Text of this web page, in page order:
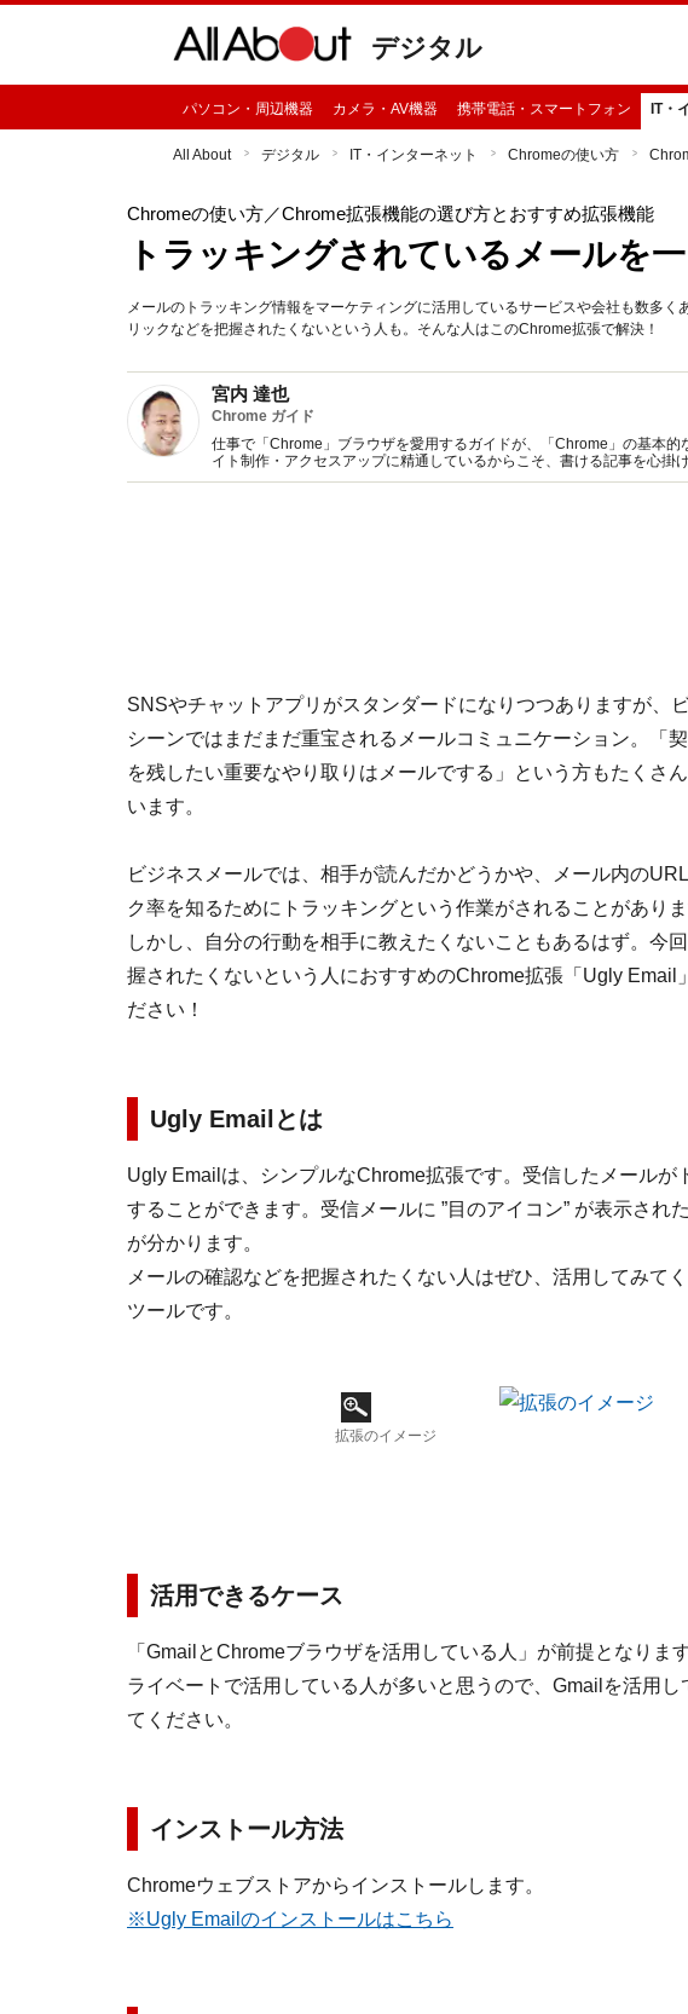
デジタル
パソコン・周辺機器 カメラ・AV機器 携帯電話・スマートフォン IT・
All About デジタル IT・インターネット Chromeの使い方
Chromeの使い方／Chrome拡張機能の選び方とおすすめ拡張機能
トラッキングされているメールを
メールのトラッキング情報をマーケティングに活用しているサービスや会社も数多
リックなどを把握されたくないという人も。そんな人はこのChrome拡張で解決！
宮内 達也
Chrome ガイド
仕事で「Chrome」ブラウザを愛用するガイドが、「Chrome」の基本
イト制作・アクセスアップに精通しているからこそ、書ける記事を心
任せください。
SNSやチャットアプリがスタンダードになりつつありますが、
シーンではまだまだ重宝されるメールコミュニケーション。「
を残したい重要なやり取りはメールでする」という方もたくさ
います。
ビジネスメールでは、相手が読んだかどうかや、メール内の
ク率を知るためにトラッキングという作業がされることがありま
しかし、自分の行動を相手に教えたくないこともあるはず。今
握されたくないという人におすすめのChrome拡張「Ugly Email
ださい！
Ugly Emailとは
Ugly Emailは、シンプルなChrome拡張です。受信したメール
することができます。受信メールに ”目のアイコン” が表示され
が分かります。
メールの確認などを把握されたくない人はぜひ、活用してみて
ツールです。
拡張のイメージ
活用できるケース
「GmailとChromeブラウザを活用している人」が前提となりま
ライベートで活用している人が多いと思うので、Gmailを活用
てください。
インストール方法
Chromeウェブストアからインストールします。
※Ugly Emailのインストールはこちら